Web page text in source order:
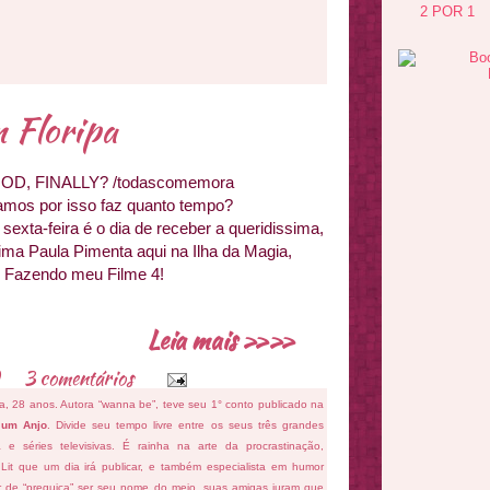
Floripa
FINALLY? /todascomemora
por isso faz quanto tempo?
feira é o dia de receber a queridissima,
Paula Pimenta aqui na Ilha da Magia,
meu Filme 4!
Leia mais »»
3 comentários
28 anos. Autora “wanna be”, teve seu 1° conto publicado na
Anjo. Divide seu tempo livre entre os seus três grandes
e séries televisivas. É rainha na arte da procrastinação,
que um dia irá publicar, e também especialista em humor
de “preguiça” ser seu nome do meio, suas amigas juram que
2 POR 1